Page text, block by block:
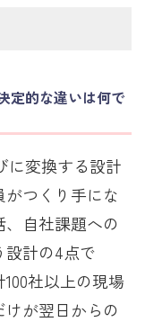
定的な違いは何で
に変換する設計
つくり手にな
自社課題への
計の4点で
社以上の現場
が翌日からの